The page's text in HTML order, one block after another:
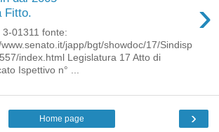
Fitto.
›
3-01311 fonte:
japp/bgt/showdoc/17/Sindisp
index.html Legislatura 17 Atto di
Ispettivo n° ...
›
Home page